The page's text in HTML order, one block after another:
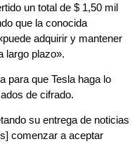
un total de $ 1,50 mil
que la conocida
adquirir y mantener
largo plazo».
para que Tesla haga lo
de cifrado.
su entrega de noticias
comenzar a aceptar